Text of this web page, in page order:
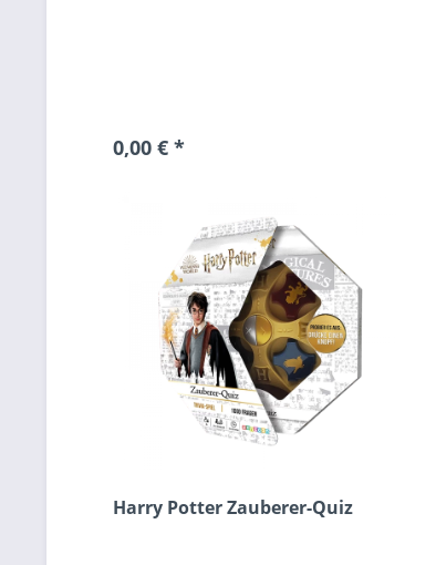
Harry Potter Zauberer-Quiz
0,00 € *